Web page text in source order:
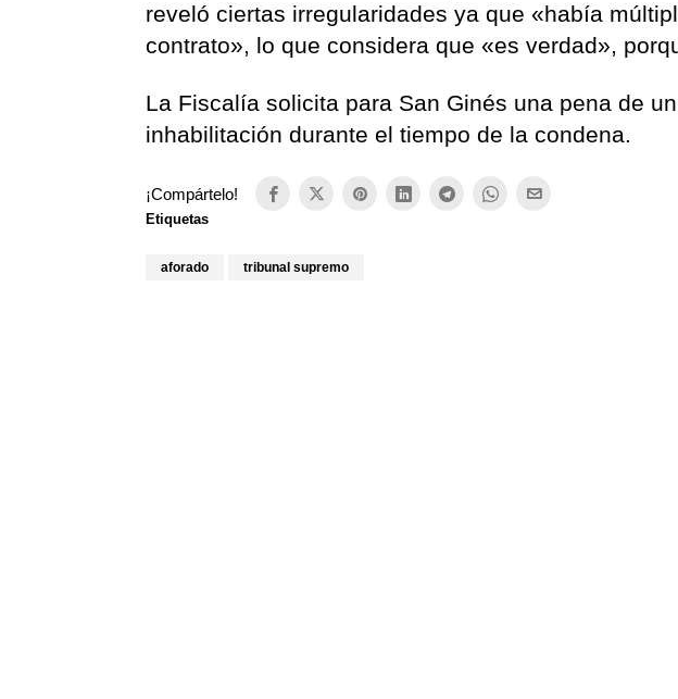
reveló ciertas irregularidades ya que «había
contrato», lo que considera que «es verdad»,
La Fiscalía solicita para San Ginés una pena de
inhabilitación durante el tiempo de la condena.
¡Compártelo!
Etiquetas
aforado tribunal supremo